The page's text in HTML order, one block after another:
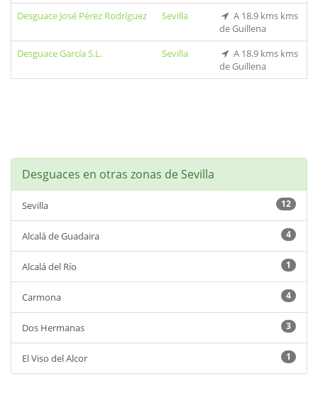
Desguace José Pérez Rodríguez
Sevilla
A 18.9 kms kms
de Guillena
Desguace García S.L.
Sevilla
A 18.9 kms kms
de Guillena
Desguaces en otras zonas de Sevilla
Sevilla 12
Alcalá de Guadaira 4
Alcalá del Río 1
Carmona 4
Dos Hermanas 3
El Viso del Alcor 1